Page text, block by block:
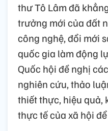
thư Tô Lâm đã
trưởng mới của đất
công nghệ, đổi mới
quốc gia làm động
Quốc hội đề nghị
nghiên cứu, thảo
thiết thực, hiệu quả,
thực tế của xã hội